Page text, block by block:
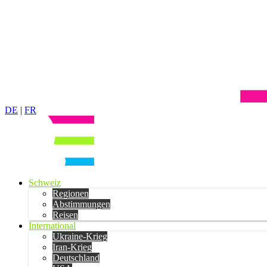
DE | FR
Schweiz
Regionen
Abstimmungen
Reisen
International
Ukraine-Krieg
Iran-Krieg
Deutschland